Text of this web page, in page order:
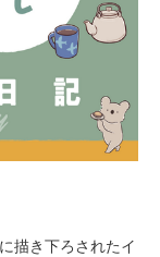
描き下ろされたイ